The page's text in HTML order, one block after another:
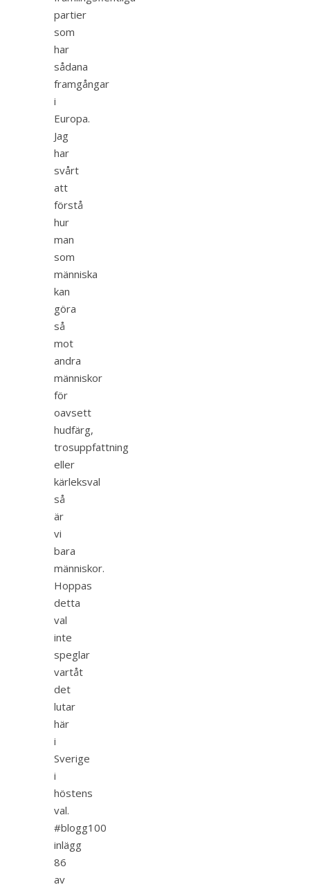
partier
som
har
sådana
framgångar
i
Europa.
Jag
har
svårt
att
förstå
hur
man
som
människa
kan
göra
så
mot
andra
människor
för
oavsett
hudfärg,
trosuppfattning
eller
kärleksval
så
är
vi
bara
människor.
Hoppas
detta
val
inte
speglar
vartåt
det
lutar
här
i
Sverige
i
höstens
val.
#blogg100
inlägg
86
av